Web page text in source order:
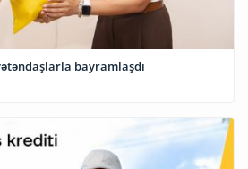
bayramlaşdı